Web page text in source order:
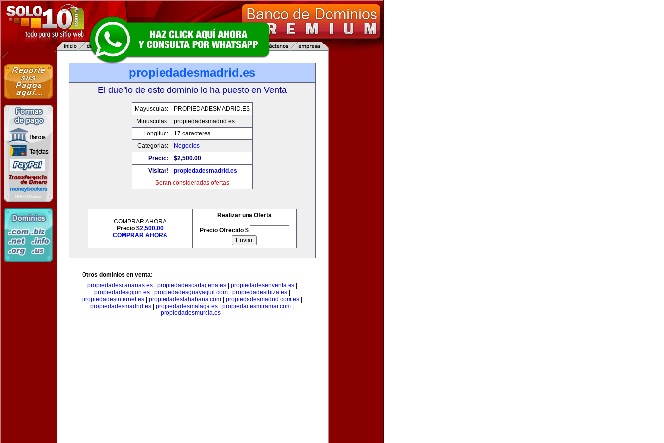
propiedadesmadrid.es
El dueño de este dominio lo ha puesto en Venta
Mayusculas:
PROPIEDADESMADRID.ES
Minusculas:
propiedadesmadrid.es
Longitud:
17 caracteres
Categorias:
Negocios
Precio:
$2,500.00
Visitar!
propiedadesmadrid.es
Serán consideradas ofertas
COMPRAR AHORA
Precio $2,500.00
COMPRAR AHORA
Realizar una Oferta
Precio Ofrecido $
Otros dominios en venta:
propiedadescanarias.es| propiedadescartagena.es| propiedadesenventa.es|
propiedadesgijon.es
propiedadesguayaquil.com propiedadesibiza.es
propiedadesinternet.es
propiedadeslahabana.com propiedadesmadrid.com.es
propiedadesmadrid.es
propiedadesmalaga.es propiedadesmiramar.com
propiedadesmurcia.es